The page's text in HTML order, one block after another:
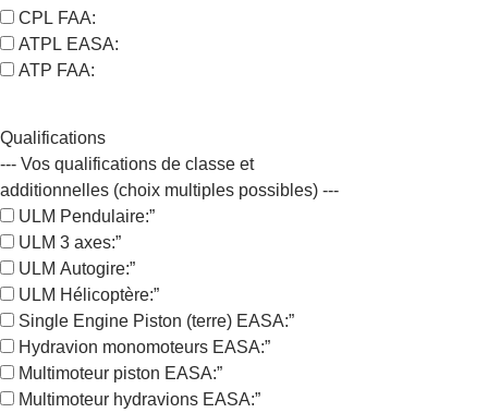
CPL FAA:
ATPL EASA:
ATP FAA:
Qualifications
--- Vos qualifications de classe et
additionnelles (choix multiples possibles) ---
ULM Pendulaire:”
ULM 3 axes:”
ULM Autogire:”
ULM Hélicoptère:”
Single Engine Piston (terre) EASA:”
Hydravion monomoteurs EASA:”
Multimoteur piston EASA:”
Multimoteur hydravions EASA:”